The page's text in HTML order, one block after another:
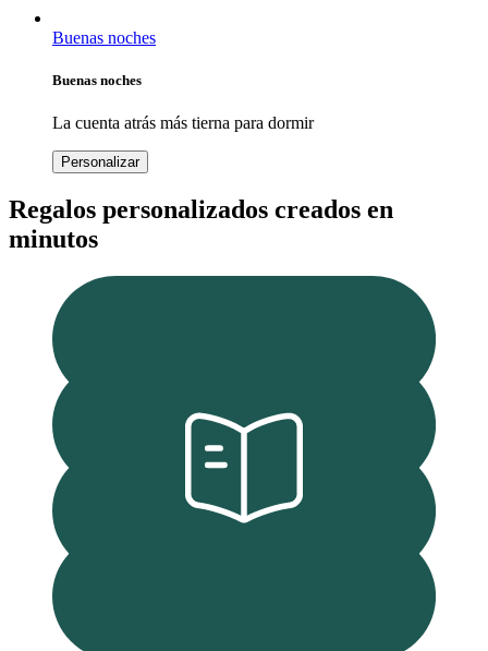
Buenas noches
Buenas noches
La cuenta atrás más tierna para dormir
Personalizar
Regalos personalizados creados en
minutos